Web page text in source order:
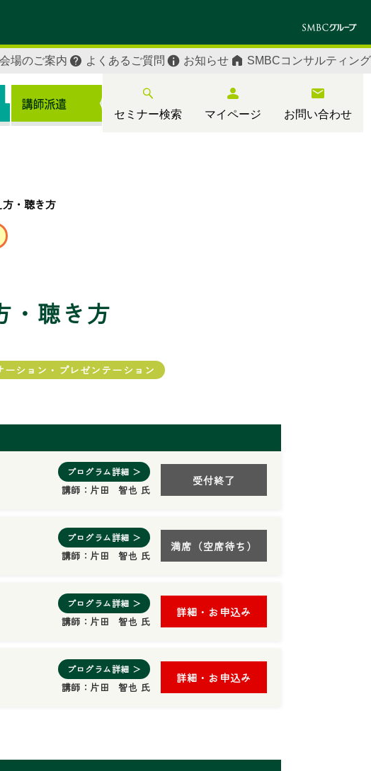
セミナー検索 マイページ お問い合わせ
会場のご案内 よくあるご質問 お知らせ SMBCコンサルティング
・聴き方
・聴き方
ション・プレゼンテーション
プログラム詳細 ＞
講師： 片田 智也 氏
受付終了
プログラム詳細 ＞
講師： 片田 智也 氏
満席（空席待ち）
プログラム詳細 ＞
講師： 片田 智也 氏
詳細・お申込み
プログラム詳細 ＞
講師： 片田 智也 氏
詳細・お申込み